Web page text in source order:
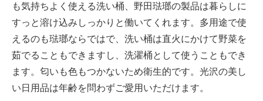
も気持ちよく使える洗い桶、野田琺瑯の製品は暮らしに
すっと溶け込みしっかりと働いてくれます。多用途で使
えるのも琺瑯ならではで、洗い桶は直火にかけて野菜を
茹でることもできますし、洗濯桶として使うこともでき
ます。匂いも色もつかないため衛生的です。光沢の美し
い日用品は年齢を問わずご愛用いただけます。